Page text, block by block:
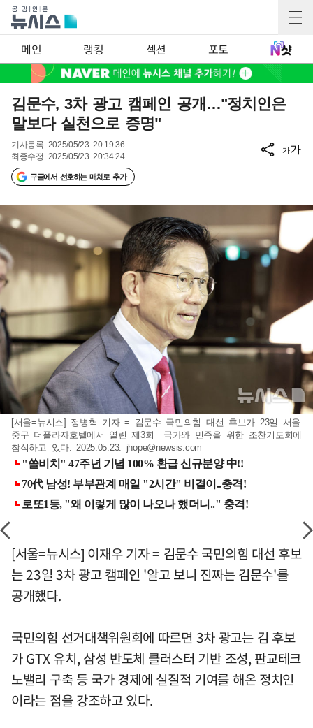
메인 랭킹 섹션 포토
김문수, 3차 광고 캠페인 공개…"정치인은
말보다 실천으로 증명"
기사등록 2025/05/23 20:19:36
최종수정 2025/05/23 20:34:24
구글에서 선호하는 매체로 추가
가가
[서울=뉴시스] 정병혁 기자 = 김문수 국민의힘 대선 후보가 23일 서울
중구 더플라자호텔에서 열린 제3회 국가와 민족을 위한 조찬기도회에
참석하고 있다. 2025.05.23. jhope@newsis.com
[서울=뉴시스] 이재우 기자 = 김문수 국민의힘 대선 후보
는 23일 3차 광고 캠페인 '알고 보니 진짜는 김문수'를
공개했다.
국민의힘 선거대책위원회에 따르면 3차 광고는 김 후보
가 GTX 유치, 삼성 반도체 클러스터 기반 조성, 판교테크
노밸리 구축 등 국가 경제에 실질적 기여를 해온 정치인
이라는 점을 강조하고 있다.